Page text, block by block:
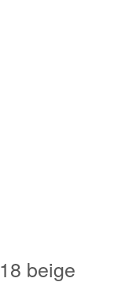
beige